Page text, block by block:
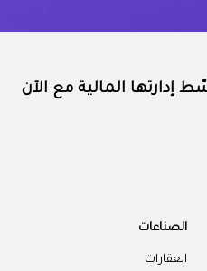
الصناعات
العقارات